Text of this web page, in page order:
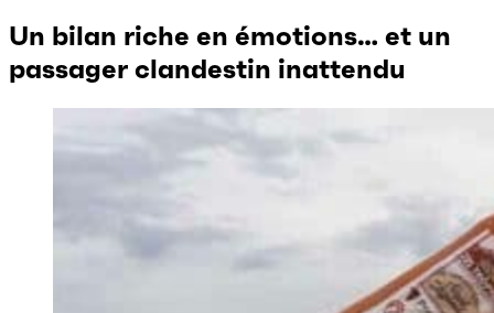
Un bilan riche en émotions… et un
passager clandestin inattendu